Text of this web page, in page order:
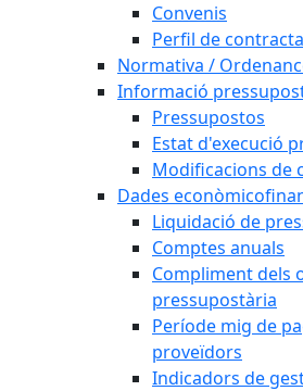
Convenis
Perfil de
Normativa /
Informació
Pressupostos
Estat d'execució
Modificacions de
Dades
Liquidació de
Comptes anuals
Compliment dels
pressupostària
Període mig de
proveïdors
Indicadors de